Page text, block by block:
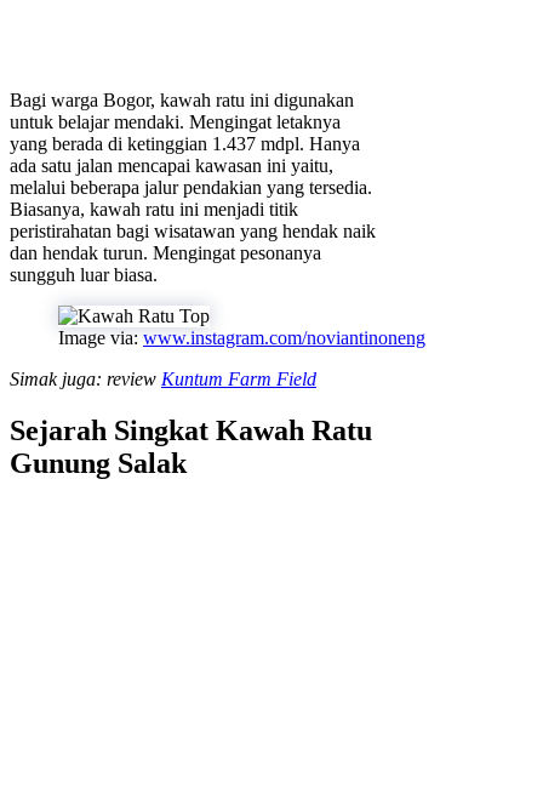
Bagi warga Bogor, kawah ratu ini digunakan
untuk belajar mendaki. Mengingat letaknya
yang berada di ketinggian 1.437 mdpl. Hanya
ada satu jalan mencapai kawasan ini yaitu,
melalui beberapa jalur pendakian yang tersedia.
Biasanya, kawah ratu ini menjadi titik
peristirahatan bagi wisatawan yang hendak naik
dan hendak turun. Mengingat pesonanya
sungguh luar biasa.
Image via: www.instagram.com/noviantinoneng
Simak juga: review Kuntum Farm Field
Sejarah Singkat Kawah Ratu
Gunung Salak